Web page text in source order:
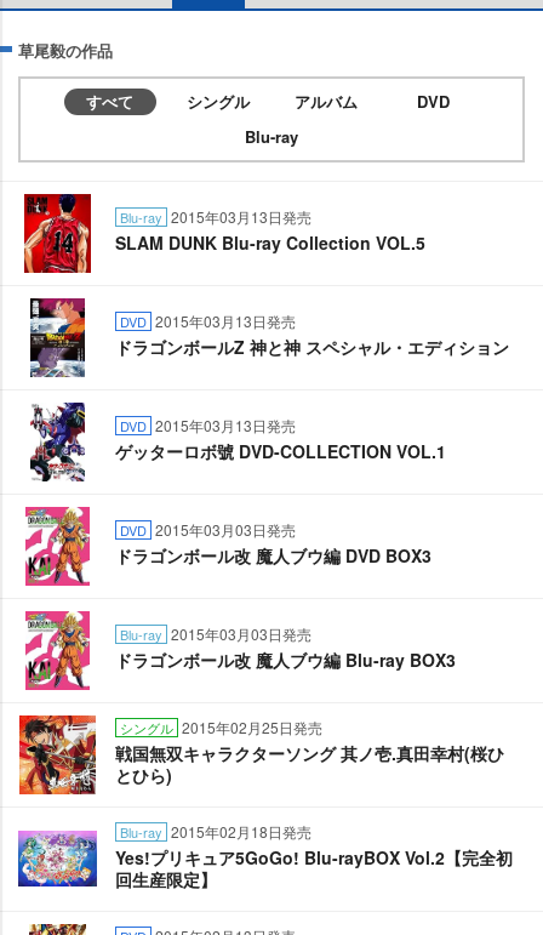
草尾毅の作品
すべて シングル アルバム
DVD
Blu-ray
Blu-ray 2015年03月13日発売
SLAM DUNK Blu-ray Collection VOL.5
DVD 2015年03月13日発売
ドラゴンボールZ 神と神 スペシャル・エディション
DVD 2015年03月13日発売
ゲッターロボ號 DVD-COLLECTION VOL.1
DVD 2015年03月03日発売
ドラゴンボール改 魔人ブウ編 DVD BOX3
Blu-ray 2015年03月03日発売
ドラゴンボール改 魔人ブウ編 Blu-ray BOX3
シングル 2015年02月25日発売
戦国無双キャラクターソング 其ノ壱.真田幸村(桜ひ
とひら)
Blu-ray 2015年02月18日発売
Yes!プリキュア5GoGo! Blu-rayBOX Vol.2【完全初
回生産限定】